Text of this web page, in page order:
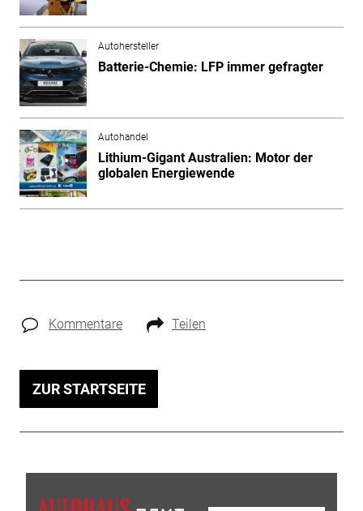
Autohersteller
Batterie-Chemie: LFP immer gefragter
Autohandel
Lithium-Gigant Australien: Motor der
globalen Energiewende
Kommentare Teilen
ZUR STARTSEITE